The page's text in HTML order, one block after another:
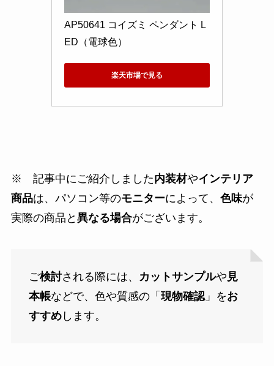
AP50641 コイズミ ペンダント L
ED（電球色）
楽天市場で見る
※ 記事中にご紹介しました内装材やインテリア
商品は、パソコン等のモニターによって、 色味が
実際の商品と 異なる場合がございます。
ご検討される際には、 カットサンプルや 見
本帳などで、色や質感の「 現物確認」をお
すすめします。